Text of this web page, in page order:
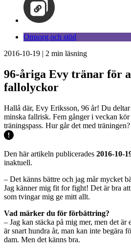
Omsorg och stöd
2016-10-19 | 2 min läsning
96-åriga Evy tränar för
fallolyckor
Hallå där, Evy Eriksson, 96 år! Du
minska fallrisk. Fem gånger i veckan
träningspass. Hur går det med träningen?
Den här artikeln publicerades 2016-10-
inaktuell.
– Det känns bättre och jag mår mycket
Jag känner mig fit for fight! Det är bra
som tvingar mig ge mitt allt.
Vad märker du för förbättring?
– Jag kan stäcka på mig mer, men det är
är snart hundra år, man kan inte begära
dam. Men det känns bra.